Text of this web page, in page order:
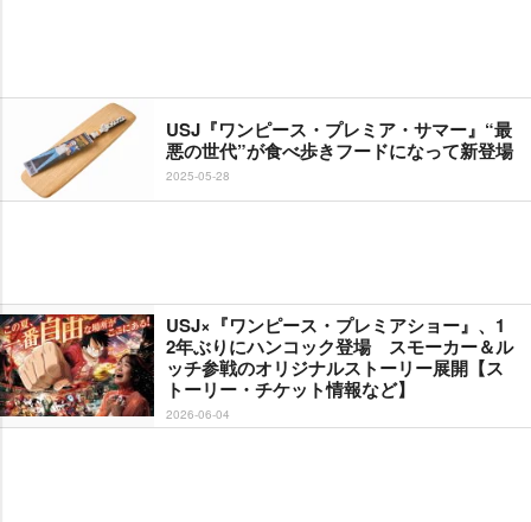
USJ『ワンピース・プレミア・サマー』“最
悪の世代”が食べ歩きフードになって新登場
2025-05-28
USJ×『ワンピース・プレミアショー』、1
2年ぶりにハンコック登場 スモーカー＆ル
ッチ参戦のオリジナルストーリー展開【ス
トーリー・チケット情報など】
2026-06-04